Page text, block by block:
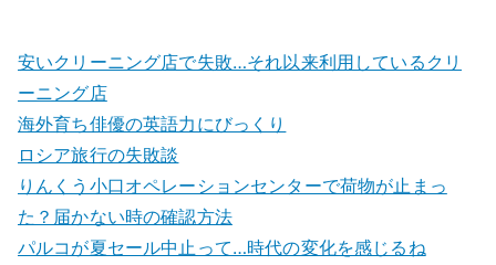
安いクリーニング店で失敗…それ以来利用しているクリ
ーニング店
海外育ち俳優の英語力にびっくり
ロシア旅行の失敗談
りんくう小口オペレーションセンターで荷物が止まっ
た？届かない時の確認方法
パルコが夏セール中止って…時代の変化を感じるね